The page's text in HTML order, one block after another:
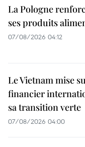
La Pologne
ses produits
07/08/2026 04:12
Le Vietnam mise
financier
sa transition verte
07/08/2026 04:00